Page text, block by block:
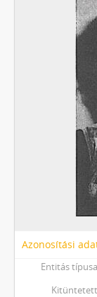
Azonosítási
Entitás típusa
Kitüntetett